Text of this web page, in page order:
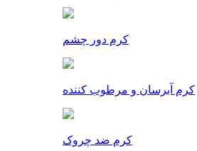
کرم دور چشم
کرم آبرسان و مرطوب کننده
کرم ضد چروک